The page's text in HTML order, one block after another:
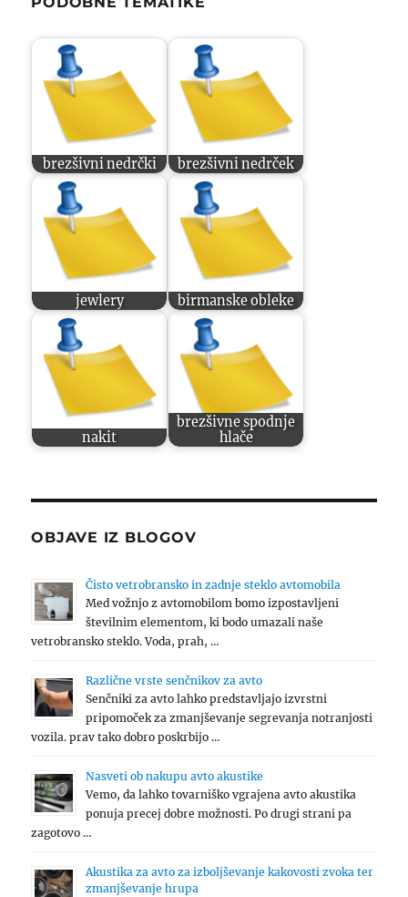
brezšivni nedrčki brezšivni nedrček
jewlery birmanske obleke
nakit
brezšivne spodnje
hlače
OBJAVE IZ BLOGOV
Čisto vetrobransko in zadnje steklo avtomobila
Med vožnjo z avtomobilom bomo izpostavljeni
številnim elementom, ki bodo umazali naše
vetrobransko steklo. Voda, prah, …
Različne vrste senčnikov za avto
Senčniki za avto lahko predstavljajo izvrstni
pripomoček za zmanjševanje segrevanja notranjosti
vozila. prav tako dobro poskrbijo …
Nasveti ob nakupu avto akustike
Vemo, da lahko tovarniško vgrajena avto akustika
ponuja precej dobre možnosti. Po drugi strani pa
zagotovo …
Akustika za avto za izboljševanje kakovosti zvoka ter
zmanjševanje hrupa